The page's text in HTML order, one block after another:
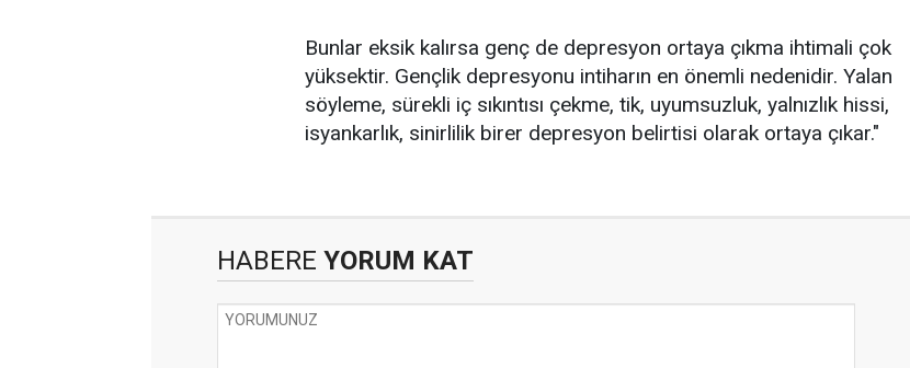
Bunlar eksik kalırsa genç de depresyon ortaya çıkma ihtimali çok
yüksektir. Gençlik depresyonu intiharın en önemli nedenidir. Yalan
söyleme, sürekli iç sıkıntısı çekme, tik, uyumsuzluk, yalnızlık hissi,
isyankarlık, sinirlilik birer depresyon belirtisi olarak ortaya çıkar."
HABERE YORUM KAT